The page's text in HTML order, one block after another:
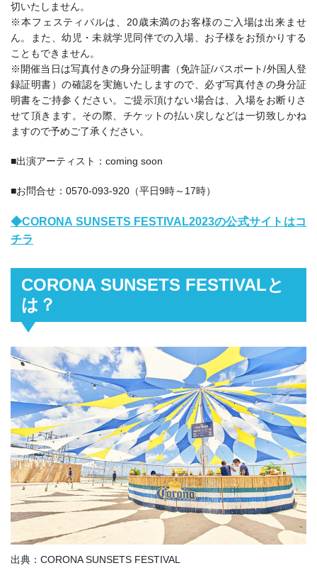
切いたしません。
※本フェスティバルは、20歳未満のお客様のご入場は出来ませ
ん。また、幼児・未就学児同伴での入場、お子様をお預かりする
こともできません。
※開催当日は写真付きの身分証明書（免許証/パスポート/外国人登
録証明書）の確認を実施いたしますので、必ず写真付きの身分証
明書をご持参ください。ご提示頂けない場合は、入場をお断りさ
せて頂きます。その際、チケットの払い戻しなどは一切致しかね
ますので予めご了承ください。
■出演アーティスト： coming soon
■お問合せ：0570-093-920（平日9時～17時）
◆CORONA SUNSETS FESTIVAL2023の公式サイトはコ
チラ
CORONA SUNSETS FESTIVALと
は？
出典：CORONA SUNSETS FESTIVAL